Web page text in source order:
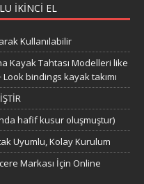
IKINCI EL
Kullanılabilir
Kayak Tahtası Modelleri like
bindings kayak takımı
hafif kusur oluşmuştur)
Uyumlu, Kolay Kurulum
Markası İçin Online